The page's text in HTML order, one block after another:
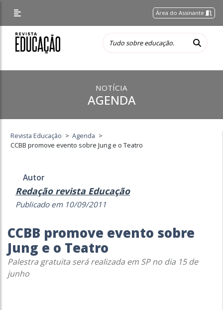
Área do Assinante
NOTÍCIA
AGENDA
Revista Educação > Agenda >
CCBB promove evento sobre Jung e o Teatro
Autor
Redação revista Educação
Publicado em 10/09/2011
CCBB promove evento sobre
Jung e o Teatro
Palestra gratuita será realizada em SP no dia 15 de
junho